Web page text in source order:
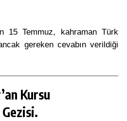
15 Temmuz, kahraman Türk
gereken cevabın verildiği
Kursu